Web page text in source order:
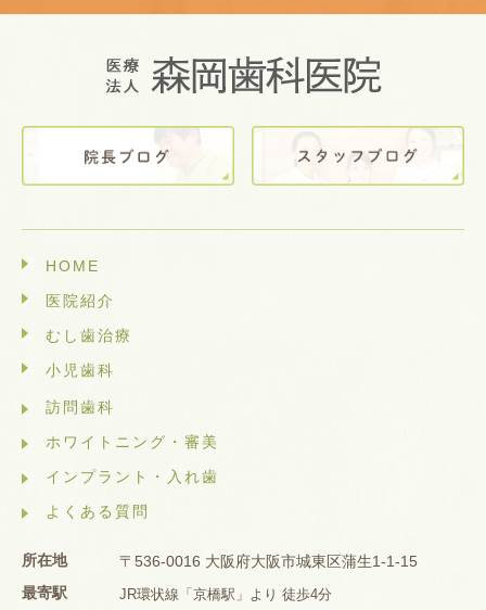
HOME
医院紹介
むし歯治療
小児歯科
訪問歯科
ホワイトニング・審美
インプラント・入れ歯
よくある質問
所在地
〒536-0016 大阪府大阪市城東区蒲生1-1-15
最寄駅
JR環状線「京橋駅」より 徒歩4分